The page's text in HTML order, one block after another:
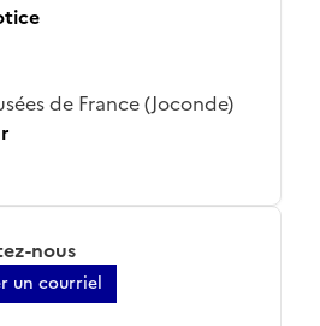
de France (Joconde)
nous
un courriel